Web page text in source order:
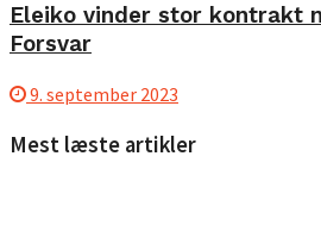
Eleiko vinder stor kontrakt
Forsvar
9. september 2023
Mest læste artikler